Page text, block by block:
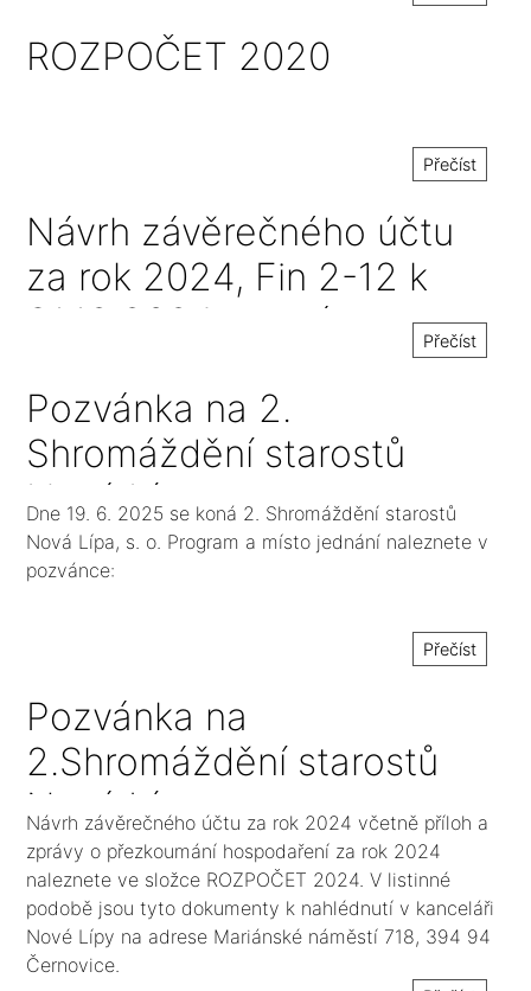
ROZPOČET 2020
Přečíst
Návrh závěrečného účtu
za rok 2024, Fin 2-12 k
31.12.2024 a zpráva o
přezkoumání hospodaření
Přečíst
Pozvánka na 2.
Shromáždění starostů
Nová Lípa, s. o.
Dne 19. 6. 2025 se koná 2. Shromáždění starostů
Nová Lípa, s. o. Program a místo jednání naleznete v
pozvánce:
Přečíst
Pozvánka na
2.Shromáždění starostů
Nová Lípa, s. o. v roce
2025
Návrh závěrečného účtu za rok 2024 včetně příloh a
zprávy o přezkoumání hospodaření za rok 2024
naleznete ve složce ROZPOČET 2024. V listinné
podobě jsou tyto dokumenty k nahlédnutí v kanceláři
Nové Lípy na adrese Mariánské náměstí 718, 394 94
Černovice.